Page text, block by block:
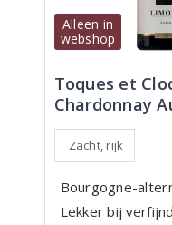
Alleen in
webshop
Toques et
Chardonnay
Zacht, rijk
Bourgogne-
Lekker bij